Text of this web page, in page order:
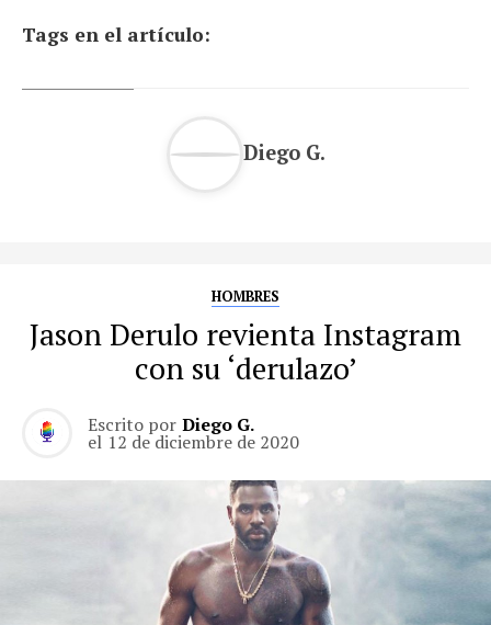
Tags en el artículo:
Diego G.
HOMBRES
Jason Derulo revienta Instagram
con su ‘derulazo’
Escrito por Diego G.
el 12 de diciembre de 2020